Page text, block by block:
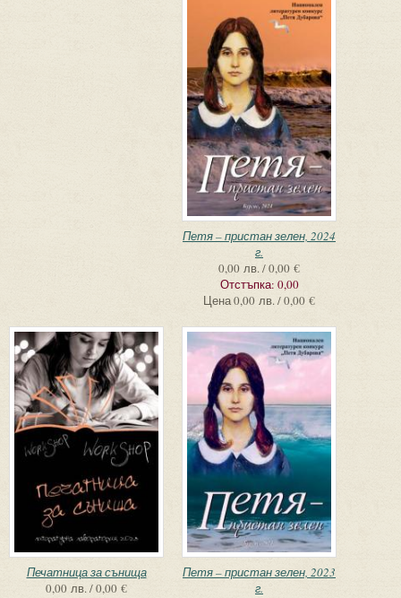
Петя – пристан зелен, 2024
г.
0,00 лв. / 0,00 €
Отстъпка: 0,00
Цена0,00 лв. / 0,00 €
Печатница за сънища
0,00 лв. / 0,00 €
Петя – пристан зелен, 2023
г.